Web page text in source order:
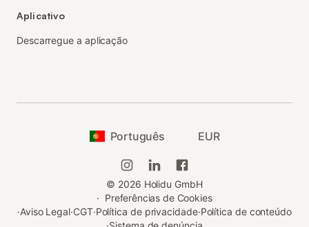
Aplicativo
Descarregue a aplicação
Português EUR
© 2026 Holidu GmbH
· Preferências de Cookies
·Aviso Legal·CGT·Política de privacidade·Política de conteúdo